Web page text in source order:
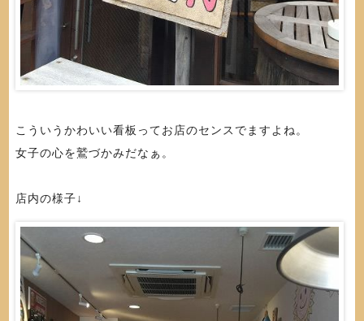
こういうかわいい看板ってお店のセンスでますよね。
女子の心を鷲づかみだなぁ。
店内の様子↓